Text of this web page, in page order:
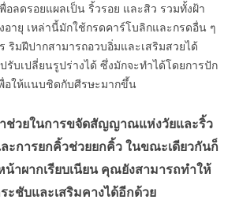
อลดรอยแผลเป็น ริ้วรอย และสิว รวมทั้งฝ้า
อายุ เหล่านี้มักใช้กรดคาร์โบลิกและกรดอื่น ๆ
ริมฝีปากสามารถอวบอิ่มและเสริมสวยได้
รับเปลี่ยนรูปร่างได้ ซึ่งมักจะทำได้โดยการปัก
อให้แนบชิดกับศีรษะมากขึ้น
ช่วยในการขจัดสัญญาณแห่งวัยและริ้ว
ะการยกคิ้วช่วยยกคิ้ว ในขณะเดียวกันก็
าผากเรียบเนียน คุณยังสามารถทำให้
ะชับและเสริมคางได้อีกด้วย